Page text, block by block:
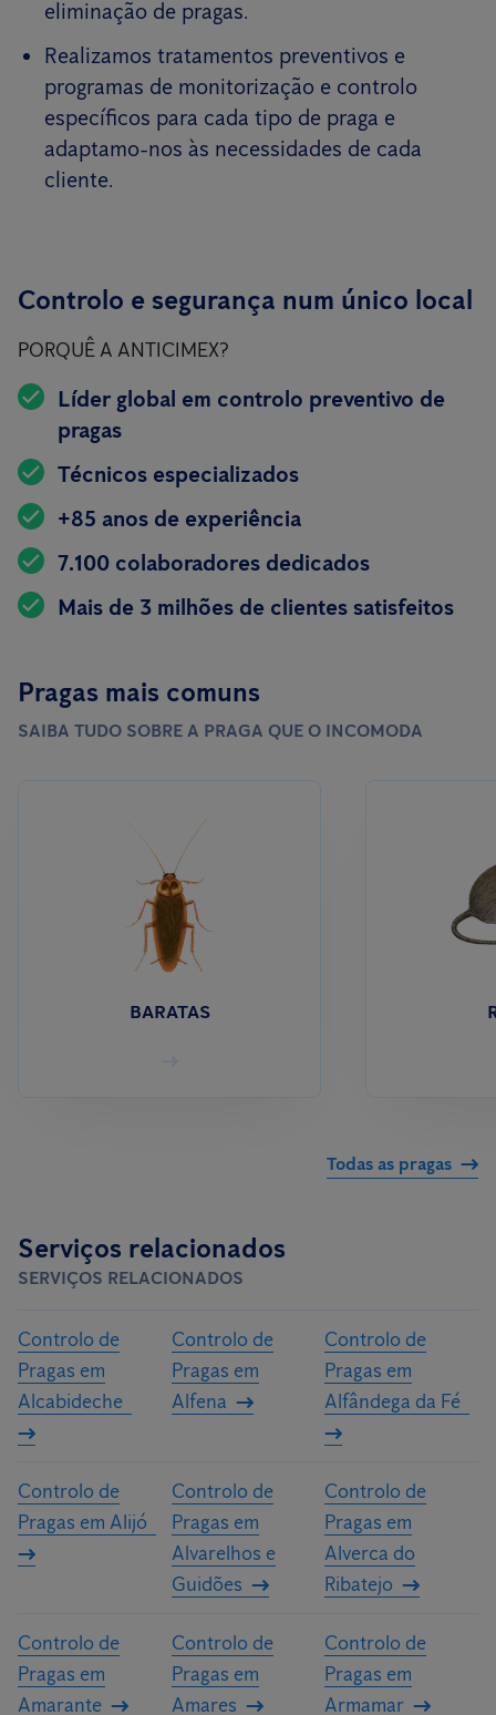
eliminação de pragas.
Realizamos tratamentos preventivos e
programas de monitorização e controlo
específicos para cada tipo de praga e
adaptamo-nos às necessidades de cada
cliente.
Controlo e segurança num único local
PORQUÊ A ANTICIMEX?
Líder global em controlo preventivo de
pragas
Técnicos especializados
+85 anos de experiência
7.100 colaboradores dedicados
Mais de 3 milhões de clientes satisfeitos
Pragas mais comuns
SAIBA TUDO SOBRE A PRAGA QUE O INCOMODA
BARATAS
Todas as pragas
Serviços relacionados
SERVIÇOS RELACIONADOS
Controlo de
Pragas em
Alcabideche
Controlo de
Pragas em
Alfena
Controlo de
Pragas em
Alfândega da Fé
Controlo de
Pragas em Alijó
Controlo de
Pragas em
Alvarelhos e
Guidões
Controlo de
Pragas em
Alverca do
Ribatejo
Controlo de
Pragas em
Amarante
Controlo de
Pragas em
Amares
Controlo de
Pragas em
Armamar